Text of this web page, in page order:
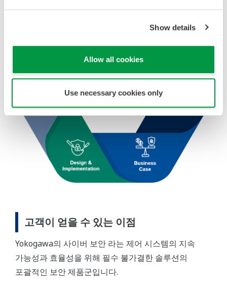
Show details
Allow all cookies
Use necessary cookies only
고객이 얻을 수 있는 이점
Yokogawa의 사이버 보안 라는 제어 시스템의 지속
가능성과 효율성을 위해 필수 불가결한 솔루션의
포괄적인 보안 제품군입니다.